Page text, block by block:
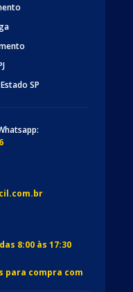
SP
8:00 às 17:30
para compra com